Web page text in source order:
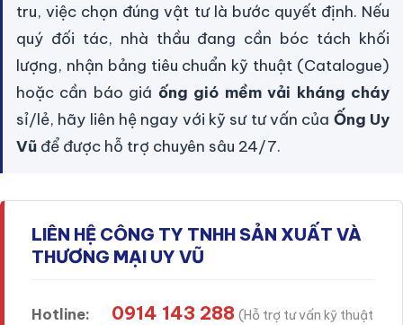
tru, việc chọn đúng vật tư là bước quyết định. Nếu
quý đối tác, nhà thầu đang cần bóc tách khối
lượng, nhận bảng tiêu chuẩn kỹ thuật (Catalogue)
hoặc cần báo giá ống gió mềm vải kháng cháy
sỉ/lẻ, hãy liên hệ ngay với kỹ sư tư vấn của Ống Uy
Vũ để được hỗ trợ chuyên sâu 24/7.
LIÊN HỆ CÔNG TY TNHH SẢN XUẤT VÀ
THƯƠNG MẠI UY VŨ
Hotline: 0914 143 288 (Hỗ trợ tư vấn kỹ thuật